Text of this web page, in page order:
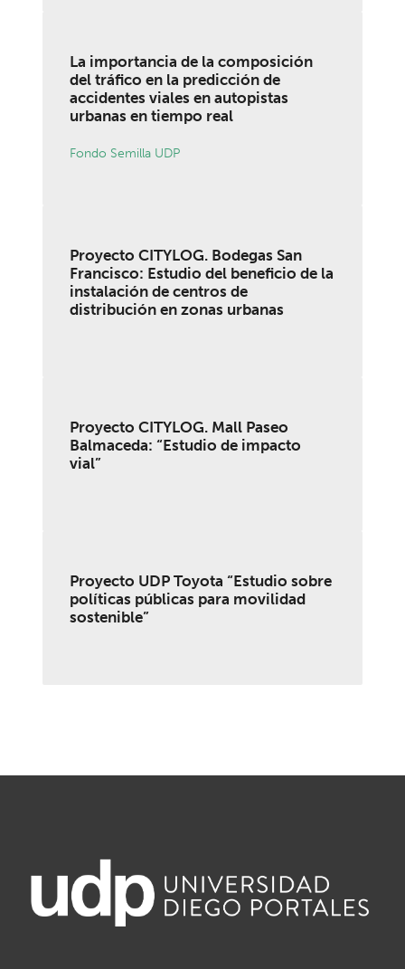
La importancia de la composición
del tráfico en la predicción de
accidentes viales en autopistas
urbanas en tiempo real
Fondo Semilla UDP
Proyecto CITYLOG. Bodegas San
Francisco: Estudio del beneficio de la
instalación de centros de
distribución en zonas urbanas
Proyecto CITYLOG. Mall Paseo
Balmaceda: “Estudio de impacto
vial”
Proyecto UDP Toyota “Estudio sobre
políticas públicas para movilidad
sostenible”